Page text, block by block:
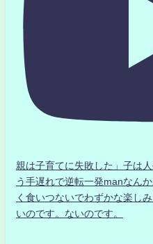
親は子育てに失敗した」子は
う手遅れで逆転一発manなん
く食いつないでわずかな楽し
いのです。ないのです。